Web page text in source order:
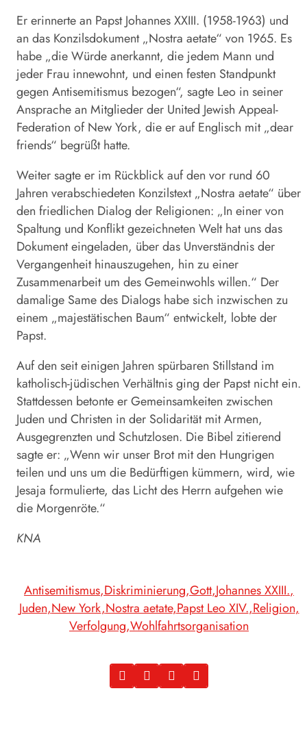
Er erinnerte an PapstJohannes XXIII. (1958-1963) und
an das Konzilsdokument „Nostra aetate“ von 1965. Es
habe „die Würde anerkannt, die jedem Mann und
jeder Frau innewohnt, und einen festen Standpunkt
gegen Antisemitismus bezogen“, sagte Leo in seiner
Ansprache an Mitglieder der United Jewish Appeal-
Federation of New York, die er auf Englisch mit „dear
friends“ begrüßt hatte.
Weiter sagte er im Rückblick auf den vor rund 60
Jahren verabschiedeten Konzilstext „Nostra aetate“ über
den friedlichen Dialog der Religionen: „In einer von
Spaltung und Konflikt gezeichneten Welt hat uns das
Dokument eingeladen, über das Unverständnis der
Vergangenheit hinauszugehen, hin zu einer
Zusammenarbeit um des Gemeinwohls willen.“ Der
damalige Same des Dialogs habe sich inzwischen zu
einem „majestätischen Baum“ entwickelt, lobte der
Papst.
Auf den seit einigen Jahren spürbaren Stillstand im
katholisch-jüdischen Verhältnis ging der Papstnicht ein.
Stattdessen betonte er Gemeinsamkeiten zwischen
Juden und Christen in der Solidarität mit Armen,
Ausgegrenzten und Schutzlosen. Die Bibel zitierend
sagte er: „Wenn wir unser Brot mit den Hungrigen
teilen und uns um die Bedürftigen kümmern, wird, wie
Jesaja formulierte, das Licht des Herrn aufgehen wie
die Morgenröte.“
KNA
Antisemitismus Diskriminierung Gott Johannes XXIII.
Juden New York Nostra aetate Papst Leo XIV. Religion
Verfolgung Wohlfahrtsorganisation